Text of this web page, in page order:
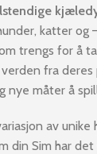
katter
trengs for å
fra
nye måter å
av
din Sim har